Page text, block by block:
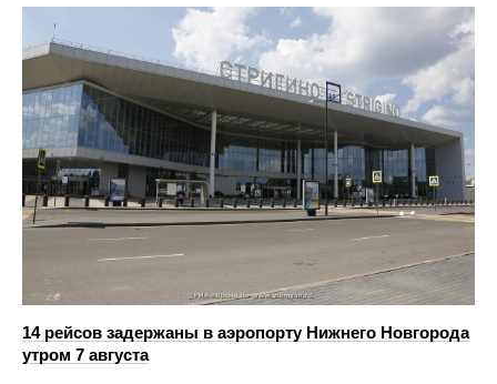
14 рейсов задержаны в аэропорту Нижнего Новгорода
утром 7 августа